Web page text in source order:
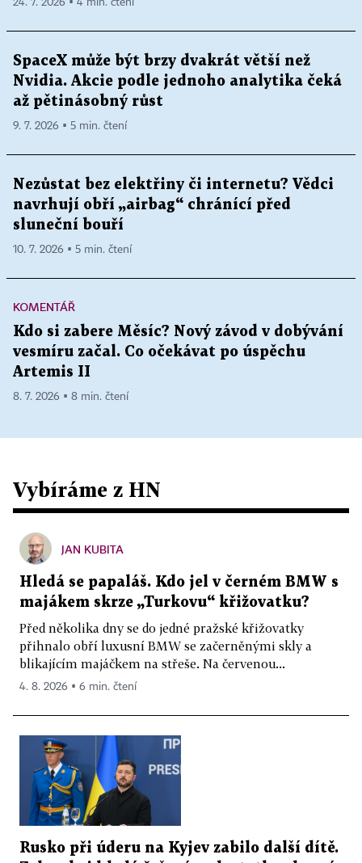
SpaceX může být brzy dvakrát větší než
Nvidia. Akcie podle jednoho analytika čeká
až pětinásobný růst
9. 7. 2026 ▪ 5 min. čtení
Nezůstat bez elektřiny či internetu? Vědci
navrhují obří „airbag“ chránící před
sluneční bouří
10. 7. 2026 ▪ 5 min. čtení
KOMENTÁŘ
Kdo si zabere Měsíc? Nový závod v dobývání
vesmíru začal. Co očekávat po úspěchu
Artemis II
8. 7. 2026 ▪ 8 min. čtení
Vybíráme z HN
JAN KUBITA
Hledá se papaláš. Kdo jel v černém BMW s
majákem skrze „Turkovu“ křižovatku?
Před několika dny se do jedné pražské křižovatky
přihnalo obří luxusní BMW se začerněnými skly a
blikajícím majáčkem na střeše. Na červenou...
4. 8. 2026 ▪ 6 min. čtení
Rusko při úderu na Kyjev zabilo další dítě.